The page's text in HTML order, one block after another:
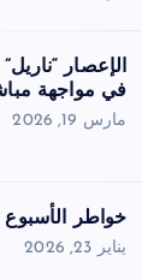
الإعصار
في مواجهة
مارس 19, 2026
خواطر الأسبوع 23 يناير 2026
يناير 23, 2026